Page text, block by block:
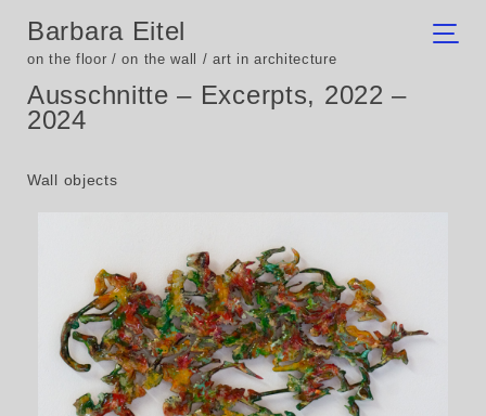
Barbara Eitel
on the floor / on the wall / art in architecture
Ausschnitte – Excerpts, 2022 –
2024
Wall objects